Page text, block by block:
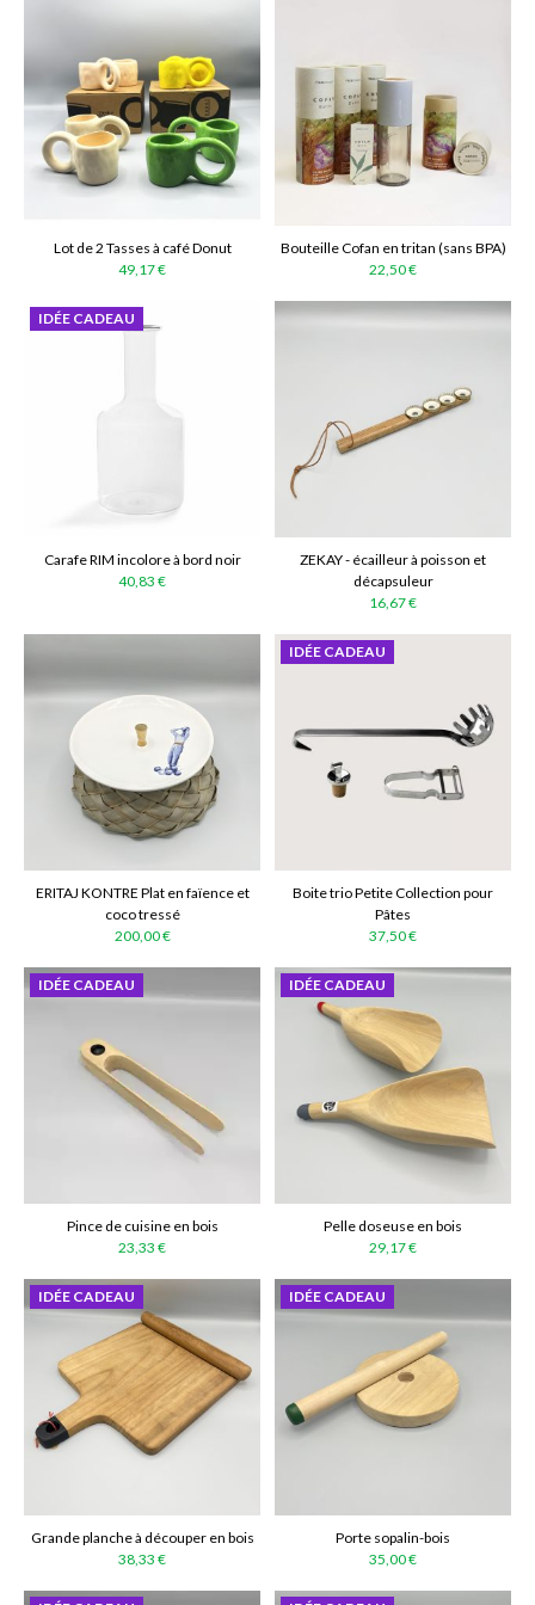
Lot de 2 Tasses à café Donut
49,17 €
Bouteille Cofan en tritan (sans BPA)
22,50 €
IDÉE CADEAU
Carafe RIM incolore à bord noir
40,83 €
ZEKAY - écailleur à poisson et
décapsuleur
16,67 €
ERITAJ KONTRE Plat en faïence et
coco tressé
200,00 €
IDÉE CADEAU
Boite trio Petite Collection pour
Pâtes
37,50 €
IDÉE CADEAU
Pince de cuisine en bois
23,33 €
IDÉE CADEAU
Pelle doseuse en bois
29,17 €
IDÉE CADEAU
Grande planche à découper en bois
38,33 €
IDÉE CADEAU
Porte sopalin-bois
35,00 €